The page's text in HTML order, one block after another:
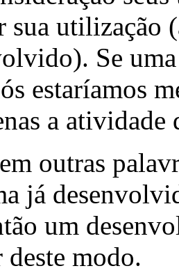
sua utilização
Se
estaríamos
a atividade
outras
já
um
deste modo.